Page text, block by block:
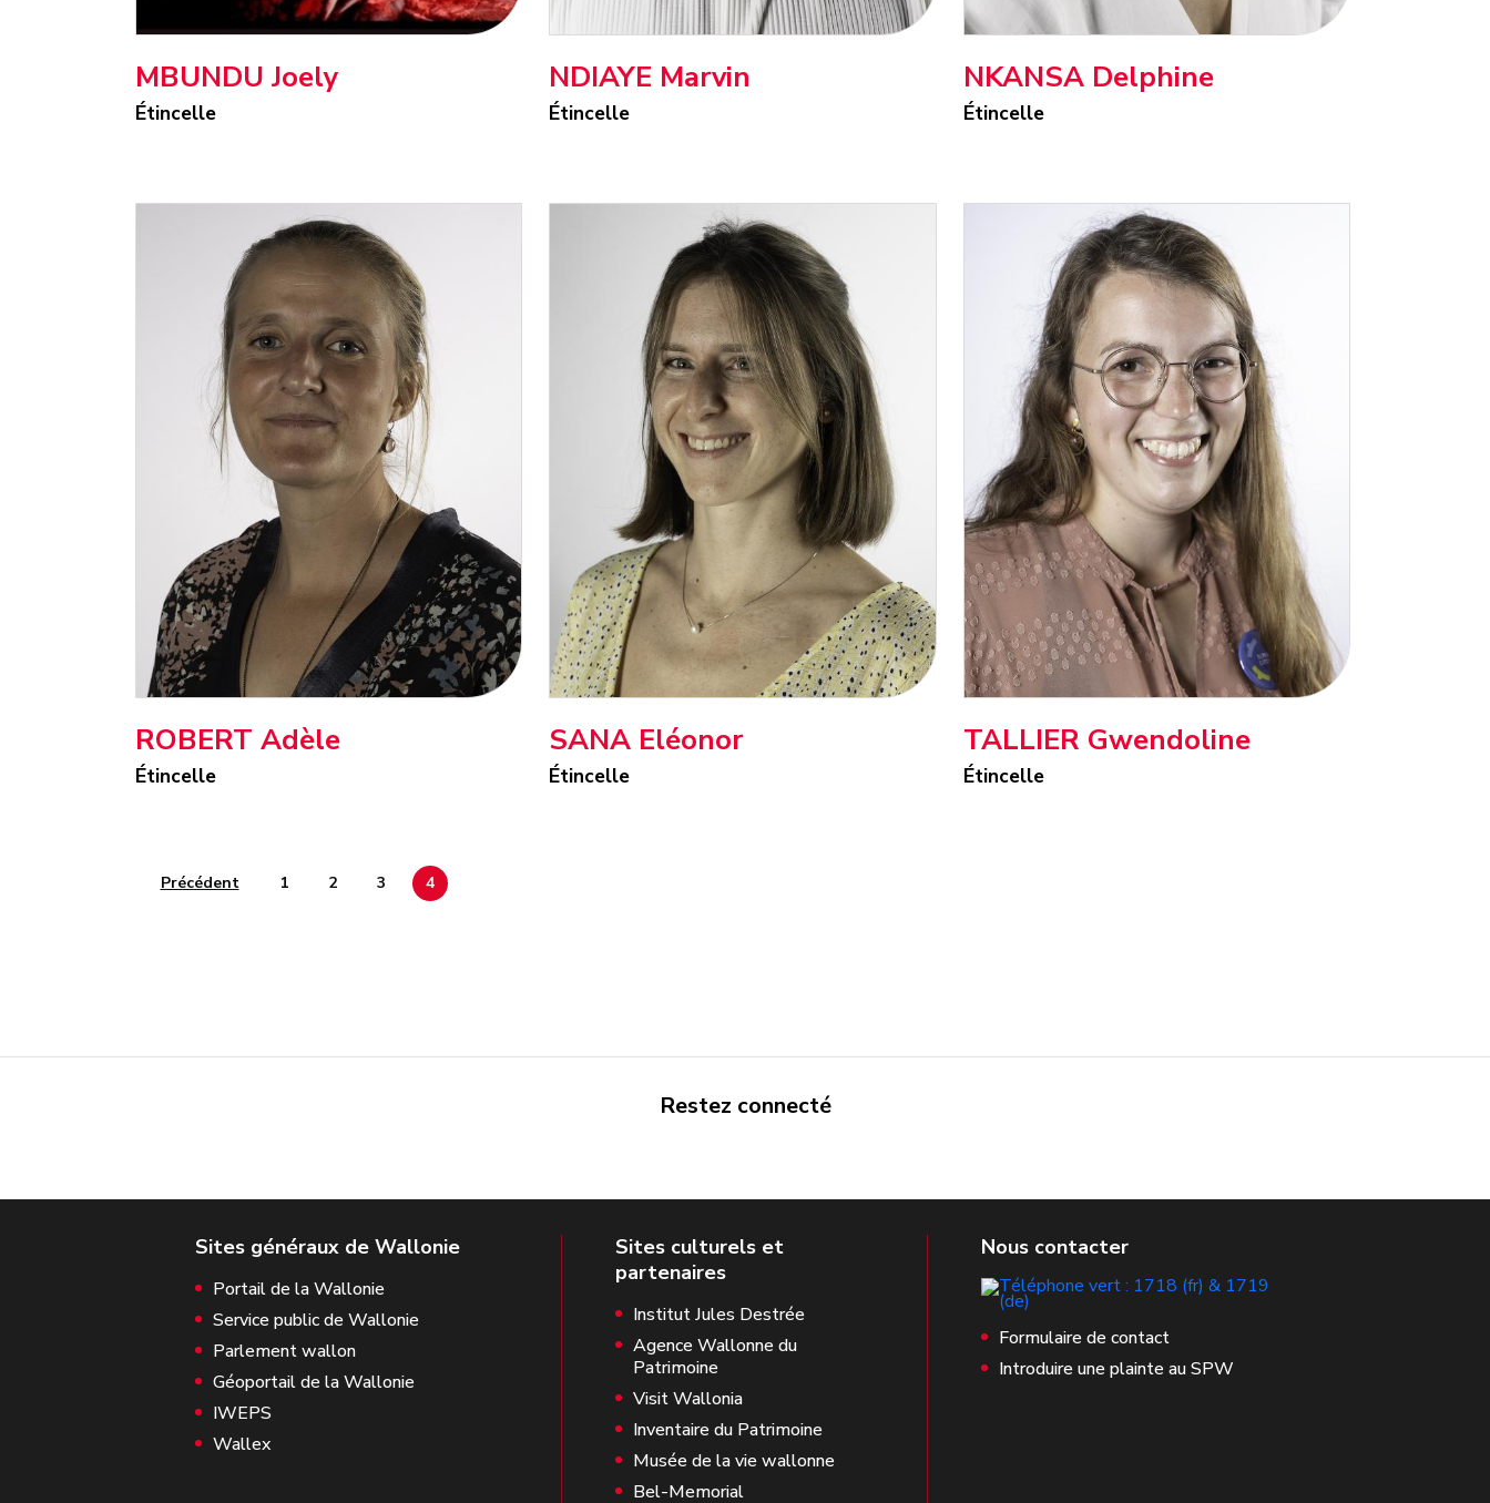
MBUNDU Joely
Étincelle
NDIAYE Marvin
Étincelle
NKANSA Delphine
Étincelle
ROBERT Adèle
Étincelle
SANA Eléonor
Étincelle
TALLIER Gwendoline
Étincelle
Restez connecté
Portail de la Wallonie
Service public de Wallonie
Parlement wallon
Géoportail de la Wallonie
IWEPS
Wallex
Institut Jules Destrée
Agence Wallonne du
Patrimoine
Visit Wallonia
Inventaire du Patrimoine
Musée de la vie wallonne
Bel-Memorial
Formulaire de contact
Introduire une plainte au SPW